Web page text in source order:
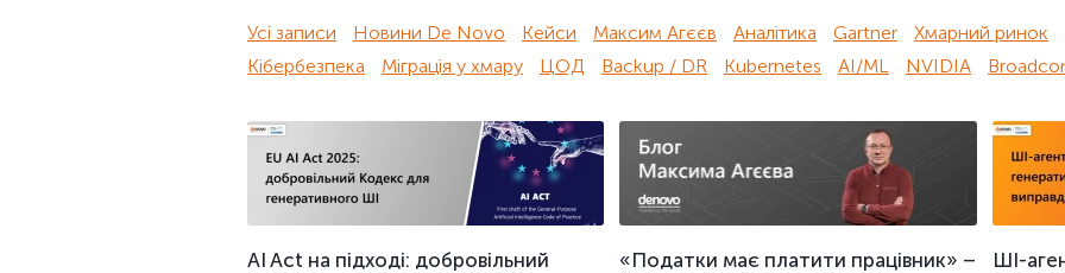
Усі записи Новини De Novo Кейси Максим Агєєв Аналітика Gartner
Хмарний ринок
Кібербезпека
Міграція у хмару ЦОД Backup / DR Kubernetes AI/ML NVIDIA
AI Act на підході: добровільний
«Податки має платити працівник» –
ШІ-